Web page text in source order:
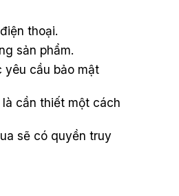
thoại.
sản phẩm.
yêu cầu bảo mật
cần thiết một cách
sẽ có quyền truy